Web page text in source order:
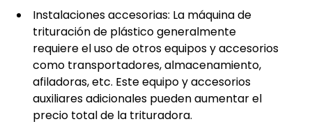
Instalaciones accesorias: La máquina de
trituración de plástico generalmente
requiere el uso de otros equipos y accesorios
como transportadores, almacenamiento,
afiladoras, etc. Este equipo y accesorios
auxiliares adicionales pueden aumentar el
precio total de la trituradora.